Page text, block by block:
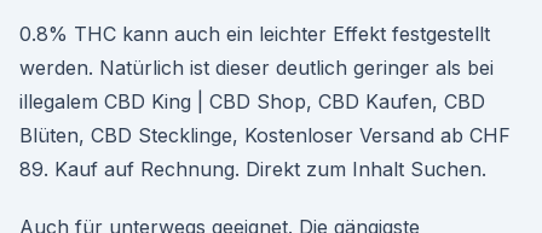
0.8% THC kann auch ein leichter Effekt festgestellt
werden. Natürlich ist dieser deutlich geringer als bei
illegalem CBD King | CBD Shop, CBD Kaufen, CBD
Blüten, CBD Stecklinge, Kostenloser Versand ab CHF
89. Kauf auf Rechnung. Direkt zum Inhalt Suchen.
Auch für unterwegs geeignet. Die gängigste